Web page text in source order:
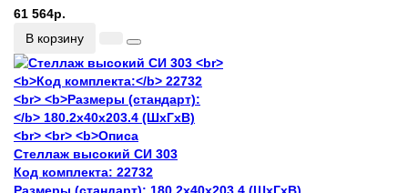
61 564р.
В корзину
Стеллаж высокий СИ 303
Код комплекта: 22732